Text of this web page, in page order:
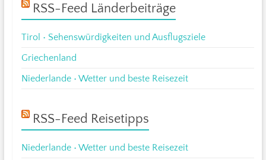
RSS-Feed Länderbeiträge
Tirol • Sehenswürdigkeiten und Ausflugsziele
Griechenland
Niederlande • Wetter und beste Reisezeit
RSS-Feed Reisetipps
Niederlande • Wetter und beste Reisezeit